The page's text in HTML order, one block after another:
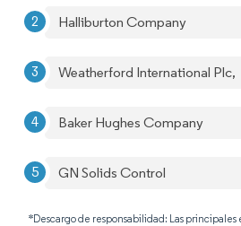
Halliburton Company
Weatherford International Plc,
Baker Hughes Company
GN Solids Control
*Descargo de responsabilidad: Las principales